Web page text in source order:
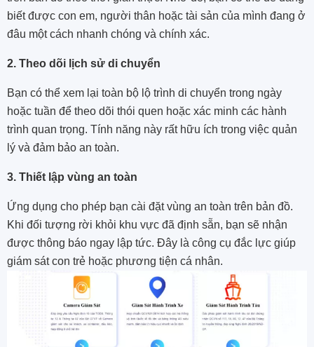
biết được con em, người thân hoặc tài sản của mình đang ở
đâu một cách nhanh chóng và chính xác.
2. Theo dõi lịch sử di chuyển
Bạn có thể xem lại toàn bộ lộ trình di chuyển trong ngày
hoặc tuần để theo dõi thói quen hoặc xác minh các hành
trình quan trọng. Tính năng này rất hữu ích trong việc quản
lý và đảm bảo an toàn.
3. Thiết lập vùng an toàn
Ứng dụng cho phép bạn cài đặt vùng an toàn trên bản đồ.
Khi đối tượng rời khỏi khu vực đã định sẵn, bạn sẽ nhận
được thông báo ngay lập tức. Đây là công cụ đắc lực giúp
giám sát con trẻ hoặc phương tiện cá nhân.